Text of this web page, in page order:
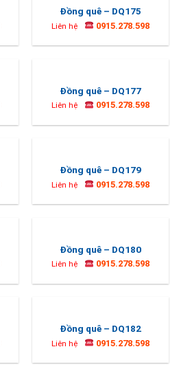
Đồng quê – DQ175
Liên hệ 0915.278.598
Đồng quê – DQ177
Liên hệ 0915.278.598
Đồng quê – DQ179
Liên hệ 0915.278.598
Đồng quê – DQ180
Liên hệ 0915.278.598
Đồng quê – DQ182
Liên hệ 0915.278.598